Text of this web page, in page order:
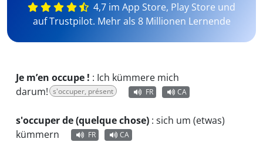
4,7 im App Store, Play Store und
auf Trustpilot. Mehr als 8 Millionen Lernende
Je m’en occupe ! : Ich kümmere mich
darum! s'occuper, présent FR CA
s'occuper de (quelque chose) : sich um (etwas)
kümmern
FR CA